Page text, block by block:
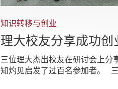
知识转移与创业
理大校友分享成功创
三位理大杰出校友在研讨会上分
知灼见启发了过百名参加者。